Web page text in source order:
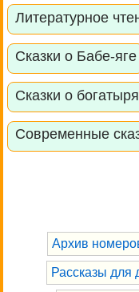
Литературное
Сказки о Бабе-яге
Сказки о
Современные
Архив
Рассказы для